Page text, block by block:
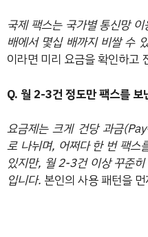
국제 팩스는 국가별 통신망
배에서 몇십 배까지 비쌀 수
이라면 미리 요금을 확인하고
Q. 월 2-3건 정도만 팩스를 보
요금제는 크게 건당 과금
로 나뉘며, 어쩌다 한 번 팩스
있지만, 월 2-3건 이상 꾸준
입니다. 본인의 사용 패턴을